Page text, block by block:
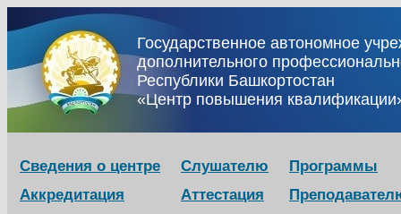
Государственное автономное
дополнительного
Республики Башкортостан
«Центр повышения
Сведения о центре Слушателю
Программы
Аккредитация
Аттестация